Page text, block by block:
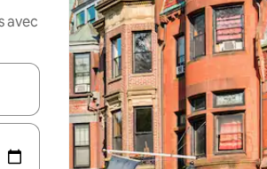
avec
vers le haut et vers le bas pour les